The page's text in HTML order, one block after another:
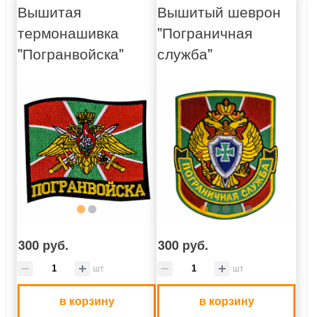
Вышитая
термонашивка
"Погранвойска"
300 руб.
шт
в корзину
Вышитый шеврон
"Пограничная
служба"
300 руб.
шт
в корзину